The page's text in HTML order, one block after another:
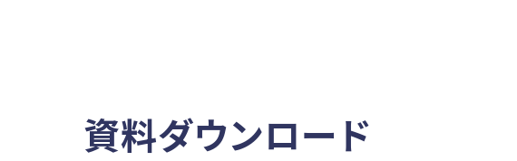
資料ダウンロード